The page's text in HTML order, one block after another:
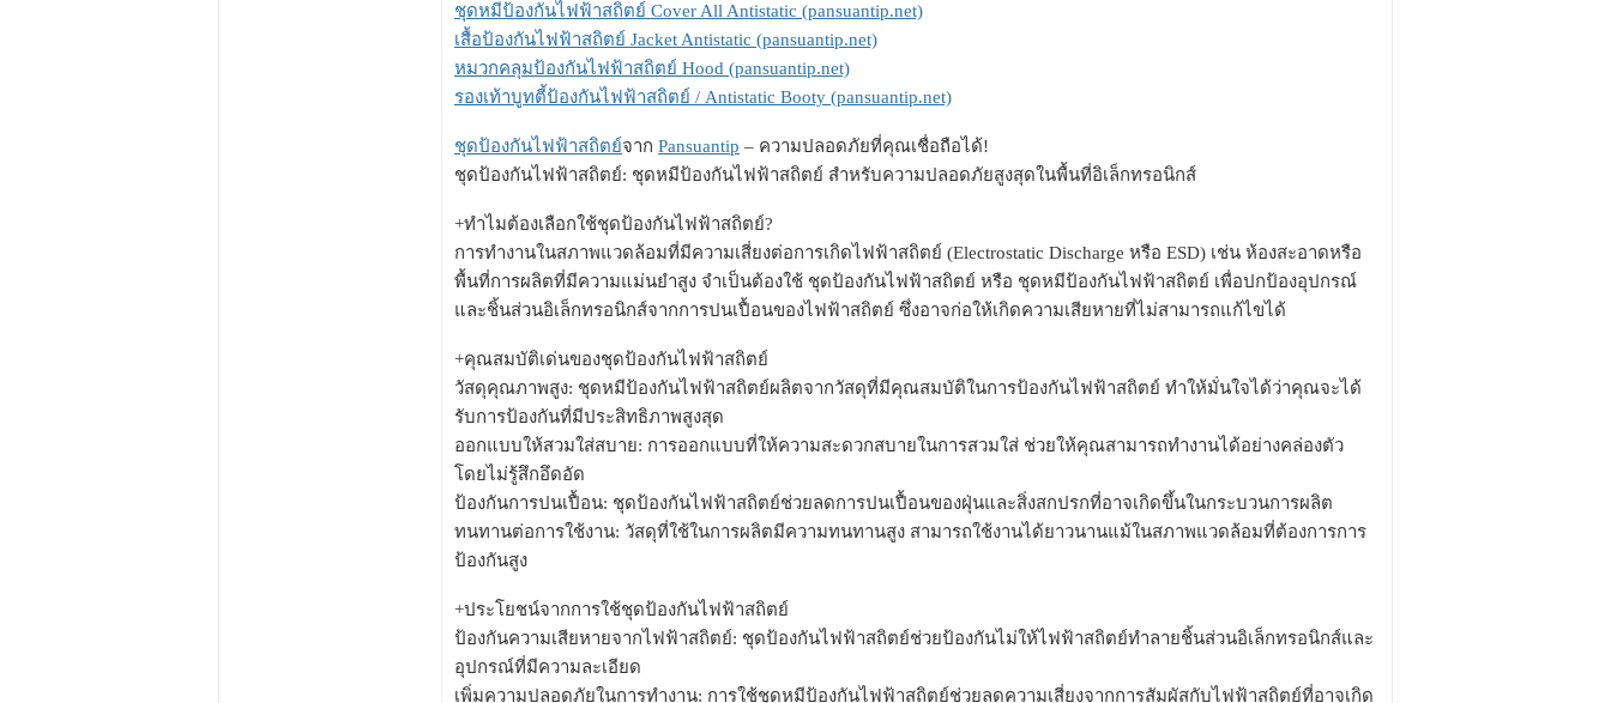
ชุดหมีป้องกันไฟฟ้าสถิตย์ Cover All Antistatic (pansuantip.net)
เสื้อป้องกันไฟฟ้าสถิตย์ Jacket Antistatic (pansuantip.net)
หมวกคลุมป้องกันไฟฟ้าสถิตย์ Hood (pansuantip.net)
รองเท้าบูทตี้ป้องกันไฟฟ้าสถิตย์ / Antistatic Booty (pansuantip.net)
ชุดป้องกันไฟฟ้าสถิตย์จาก Pansuantip – ความปลอดภัยที่คุณเชื่อถือได้!
ชุดป้องกันไฟฟ้าสถิตย์: ชุดหมีป้องกันไฟฟ้าสถิตย์ สำหรับความปลอดภัยสูงสุดในพื้นที่อิเล็กทรอนิกส์
+ทำไมต้องเลือกใช้ชุดป้องกันไฟฟ้าสถิตย์?
การทำงานในสภาพแวดล้อมที่มีความเสี่ยงต่อการเกิดไฟฟ้าสถิตย์ (Electrostatic Discharge หรือ ESD) เช่น ห้องสะอาดหรือ
พื้นที่การผลิตที่มีความแม่นยำสูง จำเป็นต้องใช้ ชุดป้องกันไฟฟ้าสถิตย์ หรือ ชุดหมีป้องกันไฟฟ้าสถิตย์ เพื่อปกป้องอุปกรณ์
และชิ้นส่วนอิเล็กทรอนิกส์จากการปนเปื้อนของไฟฟ้าสถิตย์ ซึ่งอาจก่อให้เกิดความเสียหายที่ไม่สามารถแก้ไขได้
+คุณสมบัติเด่นของชุดป้องกันไฟฟ้าสถิตย์
วัสดุคุณภาพสูง: ชุดหมีป้องกันไฟฟ้าสถิตย์ผลิตจากวัสดุที่มีคุณสมบัติในการป้องกันไฟฟ้าสถิตย์ ทำให้มั่นใจได้ว่าคุณจะได้
รับการป้องกันที่มีประสิทธิภาพสูงสุด
ออกแบบให้สวมใส่สบาย: การออกแบบที่ให้ความสะดวกสบายในการสวมใส่ ช่วยให้คุณสามารถทำงานได้อย่างคล่องตัว
โดยไม่รู้สึกอึดอัด
ป้องกันการปนเปื้อน: ชุดป้องกันไฟฟ้าสถิตย์ช่วยลดการปนเปื้อนของฝุ่นและสิ่งสกปรกที่อาจเกิดขึ้นในกระบวนการผลิต
ทนทานต่อการใช้งาน: วัสดุที่ใช้ในการผลิตมีความทนทานสูง สามารถใช้งานได้ยาวนานแม้ในสภาพแวดล้อมที่ต้องการการ
ป้องกันสูง
+ประโยชน์จากการใช้ชุดป้องกันไฟฟ้าสถิตย์
ป้องกันความเสียหายจากไฟฟ้าสถิตย์: ชุดป้องกันไฟฟ้าสถิตย์ช่วยป้องกันไม่ให้ไฟฟ้าสถิตย์ทำลายชิ้นส่วนอิเล็กทรอนิกส์และ
อุปกรณ์ที่มีความละเอียด
เพิ่มความปลอดภัยในการทำงาน: การใช้ชุดหมีป้องกันไฟฟ้าสถิตย์ช่วยลดความเสี่ยงจากการสัมผัสกับไฟฟ้าสถิตย์ที่อาจเกิด